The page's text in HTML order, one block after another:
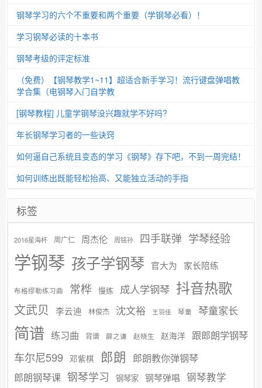
钢琴学习的六个不重要和两个重要（学钢琴必看）！
学习钢琴必读的十本书
钢琴考级的评定标准
（免费）【钢琴教学1~11】超适合新手学习！流行键盘弹唱教
学合集（电钢琴入门自学教
[钢琴教程] 儿童学钢琴没兴趣就学不好吗?
年长钢琴学习者的一些诀窍
如何逼自己系统且变态的学习《钢琴》存下吧，不到一周完结！
如何训练出既能轻松抬高、又能独立活动的手指
标签
2016星海杯 周广仁 周杰伦 周铭孙 四手联弹 学琴经验
学钢琴 孩子学钢琴 官大为 家长陪练
布格缪勒练习曲 常桦 慢练 成人学钢琴 抖音热歌
文武贝 李云迪 林俊杰 沈文裕 王羽佳 琴童 琴童家长
简谱 练习曲 背谱 薛之谦 赵晓生 赵海洋 跟郎朗学钢琴
车尔尼599 邓紫棋 郎朗 郎朗教你弹钢琴
郎朗钢琴课 钢琴学习 钢琴家 钢琴弹唱 钢琴教学